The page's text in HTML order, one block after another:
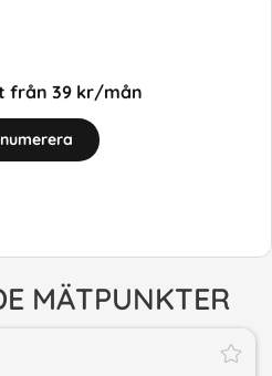
från 39 kr/mån
MÄTPUNKTER